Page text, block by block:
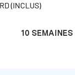
(INCLUS)
10 SEMAINES